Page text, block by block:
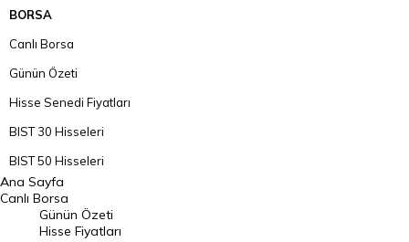
BORSA
Canlı Borsa
Günün Özeti
Hisse Senedi Fiyatları
BIST 30 Hisseleri
BIST 50 Hisseleri
BIST 100 Hisseleri
En Çok Artan Hisseler
Ana Sayfa
Canlı Borsa
Günün Özeti
Hisse Fiyatları